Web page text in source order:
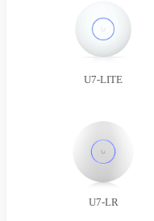
U7-LITE
U7-LR